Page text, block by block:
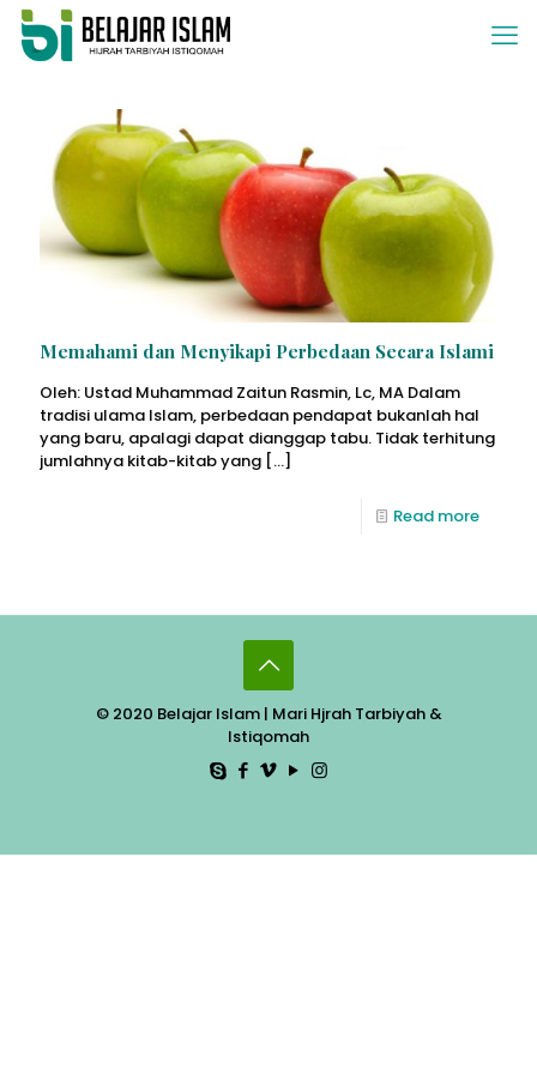
Memahami dan Menyikapi Perbedaan Secara Islami
Oleh: Ustad Muhammad Zaitun Rasmin, Lc, MA Dalam
tradisi ulama Islam, perbedaan pendapat bukanlah hal
yang baru, apalagi dapat dianggap tabu. Tidak terhitung
jumlahnya kitab-kitab yang […]
Read more
© 2020 Belajar Islam | Mari Hjrah Tarbiyah &
Istiqomah